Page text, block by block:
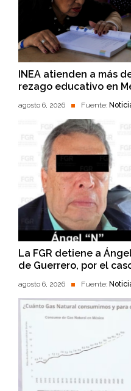
INEA atienden a más
rezago educativo en
agosto 6, 2026 Fuente:
La FGR detiene a
de Guerrero, por el
agosto 6, 2026 Fuente: